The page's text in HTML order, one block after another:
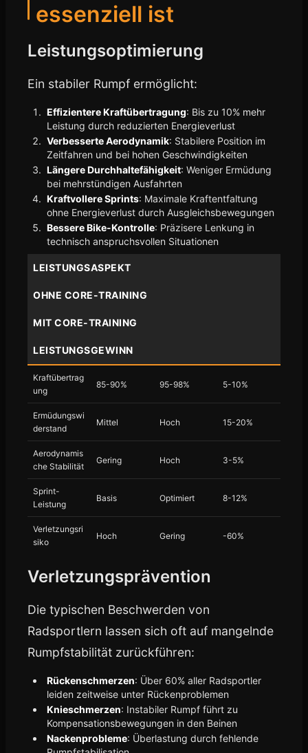
essenziell ist
Leistungsoptimierung
Ein stabiler Rumpf ermöglicht:
Effizientere Kraftübertragung: Bis zu 10% mehr
Leistung durch reduzierten Energieverlust
Verbesserte Aerodynamik: Stabilere Position im
Zeitfahren und bei hohen Geschwindigkeiten
Längere Durchhaltefähigkeit: Weniger Ermüdung
bei mehrstündigen Ausfahrten
Kraftvollere Sprints: Maximale Kraftentfaltung
ohne Energieverlust durch Ausgleichsbewegungen
Bessere Bike-Kontrolle: Präzisere Lenkung in
technisch anspruchsvollen Situationen
LEISTUNGSASPEKT
OHNE CORE-TRAINING
MIT CORE-TRAINING
LEISTUNGSGEWINN
Kraftübertrag
ung
85-90% 95-98% 5-10%
Ermüdungswi
derstand
Mittel Hoch 15-20%
Aerodynamis
che Stabilität
Gering Hoch 3-5%
Sprint-
Leistung
Basis Optimiert 8-12%
Verletzungsri
siko
Hoch Gering -60%
Verletzungsprävention
Die typischen Beschwerden von
Radsportlern lassen sich oft auf mangelnde
Rumpfstabilität zurückführen:
Rückenschmerzen: Über 60% aller Radsportler
leiden zeitweise unter Rückenproblemen
Knieschmerzen: Instabiler Rumpf führt zu
Kompensationsbewegungen in den Beinen
Nackenprobleme: Überlastung durch fehlende